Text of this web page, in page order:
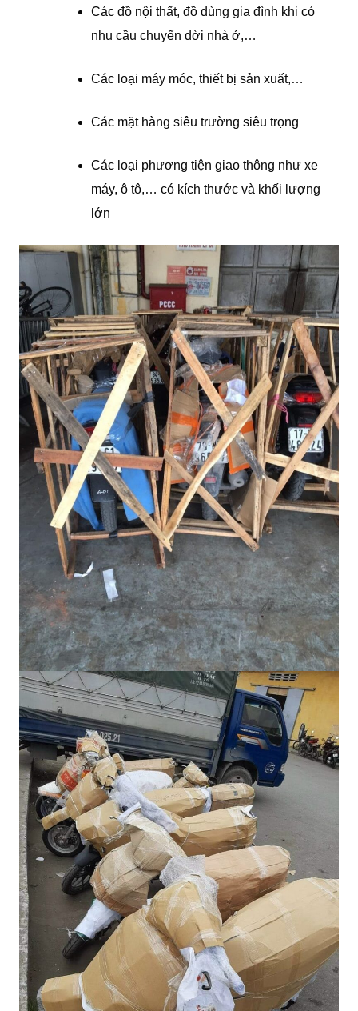
Các đồ nội thất, đồ dùng gia đình khi có
nhu cầu chuyển dời nhà ở,…
Các loại máy móc, thiết bị sản xuất,…
Các mặt hàng siêu trường siêu trọng
Các loại phương tiện giao thông như xe
máy, ô tô,… có kích thước và khối lượng
lớn